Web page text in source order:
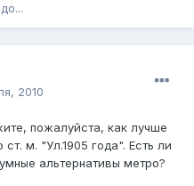
2010
пожалуйста, как лучше
м. "Ул.1905 года". Есть ли
альтернативы метро?